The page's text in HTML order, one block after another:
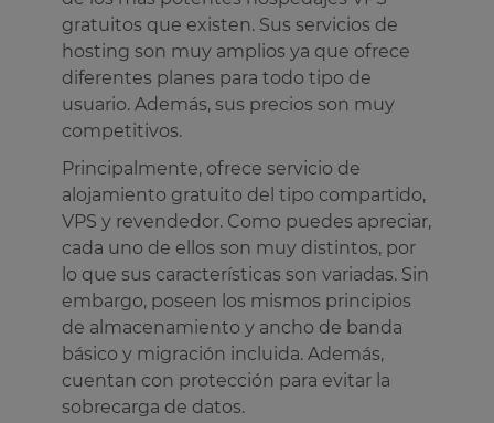
gratuitos que existen. Sus servicios de
hosting son muy amplios ya que ofrece
diferentes planes para todo tipo de
usuario. Además, sus precios son muy
competitivos.
Principalmente, ofrece servicio de
alojamiento gratuito del tipo compartido,
VPS y revendedor. Como puedes apreciar,
cada uno de ellos son muy distintos, por
lo que sus características son variadas. Sin
embargo, poseen los mismos principios
de almacenamiento y ancho de banda
básico y migración incluida. Además,
cuentan con protección para evitar la
sobrecarga de datos.